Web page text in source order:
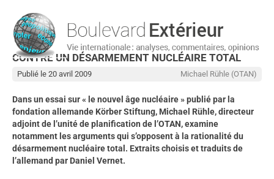
CONTRE UN DÉSARMEMENT NUCLÉAIRE TOTAL
Michael Rühle (OTAN)
Publié le 20 avril 2009
Dans un essai sur « le nouvel âge nucléaire » publié par la
fondation allemande Körber Stiftung, Michael Rühle, directeur
adjoint de l’unité de planification de l’OTAN, examine
notamment les arguments qui s’opposent à la rationalité du
désarmement nucléaire total. Extraits choisis et traduits de
l’allemand par Daniel Vernet.